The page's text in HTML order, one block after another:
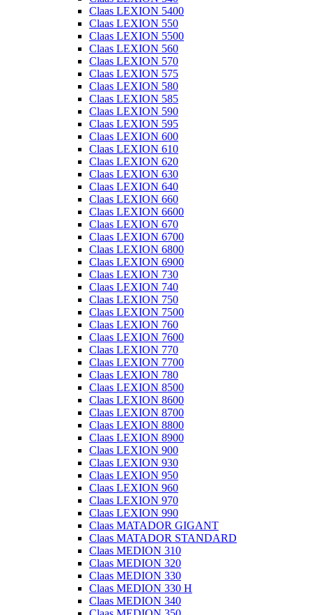
Claas LEXION 5400
Claas LEXION 550
Claas LEXION 5500
Claas LEXION 560
Claas LEXION 570
Claas LEXION 575
Claas LEXION 580
Claas LEXION 585
Claas LEXION 590
Claas LEXION 595
Claas LEXION 600
Claas LEXION 610
Claas LEXION 620
Claas LEXION 630
Claas LEXION 640
Claas LEXION 660
Claas LEXION 6600
Claas LEXION 670
Claas LEXION 6700
Claas LEXION 6800
Claas LEXION 6900
Claas LEXION 730
Claas LEXION 740
Claas LEXION 750
Claas LEXION 7500
Claas LEXION 760
Claas LEXION 7600
Claas LEXION 770
Claas LEXION 7700
Claas LEXION 780
Claas LEXION 8500
Claas LEXION 8600
Claas LEXION 8700
Claas LEXION 8800
Claas LEXION 8900
Claas LEXION 900
Claas LEXION 930
Claas LEXION 950
Claas LEXION 960
Claas LEXION 970
Claas LEXION 990
Claas MATADOR GIGANT
Claas MATADOR STANDARD
Claas MEDION 310
Claas MEDION 320
Claas MEDION 330
Claas MEDION 330 H
Claas MEDION 340